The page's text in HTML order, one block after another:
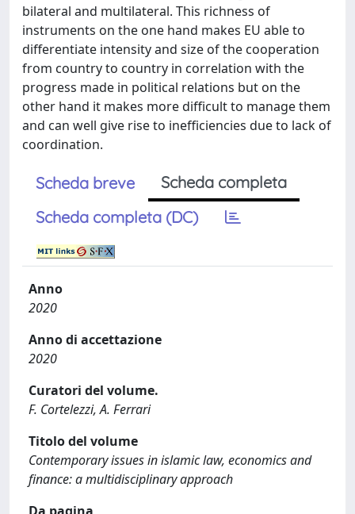
bilateral and multilateral. This richness of
instruments on the one hand makes EU able to
differentiate intensity and size of the cooperation
from country to country in correlation with the
progress made in political relations but on the
other hand it makes more difficult to manage them
and can well give rise to inefficiencies due to lack of
coordination.
Scheda breve
Scheda completa
Scheda completa (DC)
Anno
2020
Anno di accettazione
2020
Curatori del volume.
F. Cortelezzi, A. Ferrari
Titolo del volume
Contemporary issues in islamic law, economics and
finance: a multidisciplinary approach